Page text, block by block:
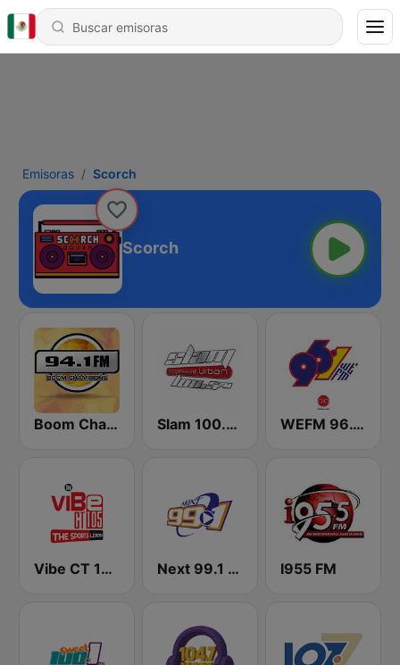
Emisoras Scorch
Scorch
Boom Champions 94.1 FM Slam 100.5 FM WEFM 96.1 FM
Vibe CT 105.1 FM Next 99.1 FM I955 FM